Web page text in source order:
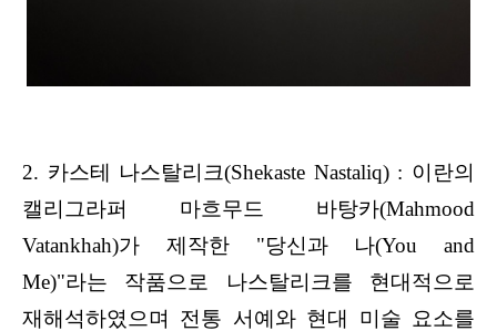
2. 카스테 나스탈리크(Shekaste Nastaliq) : 이란의
캘리그라퍼 마흐무드 바탕카(Mahmood
Vatankhah)가 제작한 "당신과 나(You and
Me)"라는 작품으로 나스탈리크를 현대적으로
재해석하였으며 전통 서예와 현대 미술 요소를